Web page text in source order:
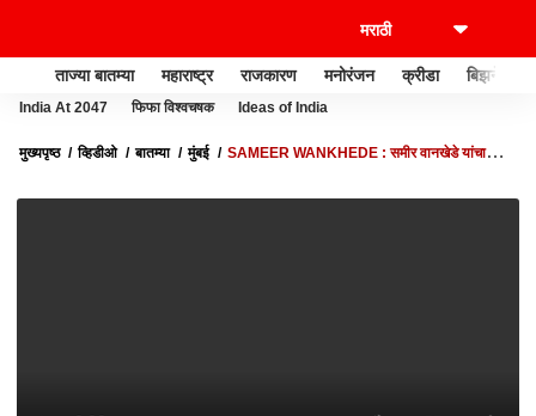
ताज्या बातम्या महाराष्ट्र राजकारण मनोरंजन क्रीडा बिझनेस
India At 2047 फिफा विश्वचषक Ideas of India
मुख्यपृष्ठ व्हिडीओ बातम्या मुंबई
SAMEER WANKHEDE : समीर वानखेडे यांचा